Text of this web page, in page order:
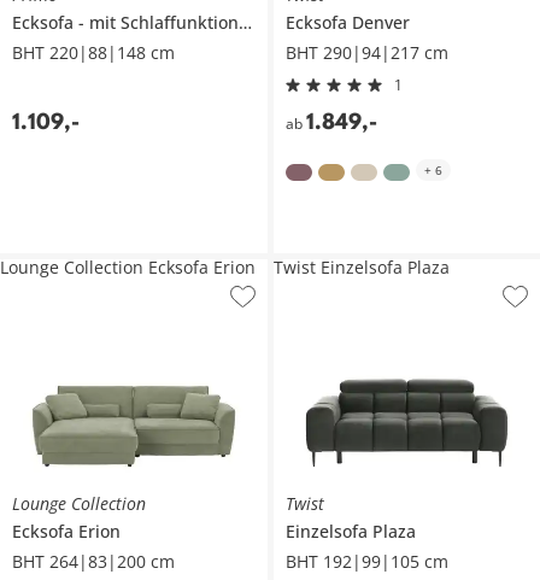
Ecksofa
mit Schlaffunktion
Mirage
BHT 220|88|148 cm
1.109,-
Ecksofa Denver
BHT 290|94|217 cm
1
ab 1.849,-
+ 6
Lounge Collection
Ecksofa Erion
BHT 264|83|200 cm
Lounge Collection Ecksofa Erion
Twist
Einzelsofa Plaza
BHT 192|99|105 cm
Twist Einzelsofa Plaza